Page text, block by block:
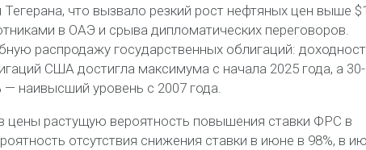
что вызвало резкий рост нефтяных цен выше
в ОАЭ и срыва дипломатических переговоров.
распродажу государственных облигаций:
США достигла максимума с начала 2025 года, а 30-
наивысший уровень с 2007 года.
цены растущую вероятность повышения ставки ФРС в
отсутствия снижения ставки в июне в 98%, в